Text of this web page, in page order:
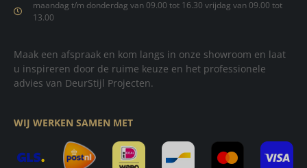
maandag t/m donderdag van 09.00 tot 16.30 vrijdag van 09.00 tot
13.00
Maak een afspraak en kom langs in onze showroom en laat
u inspireren door de ruime keuze en het professionele
advies van DeurStijl Projecten.
WIJ WERKEN SAMEN MET